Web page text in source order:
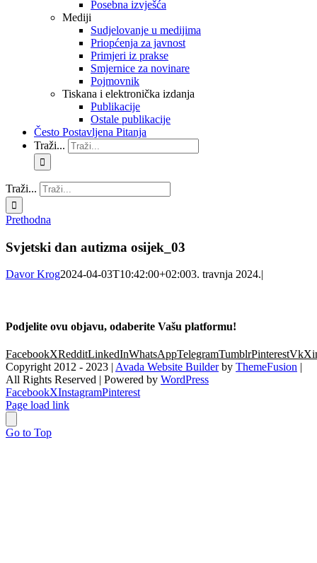
Posebna izvješća
Mediji
Sudjelovanje u medijima
Priopćenja za javnost
Primjeri iz prakse
Smjernice za novinare
Pojmovnik
Tiskana i elektronička izdanja
Publikacije
Ostale publikacije
Često Postavljena Pitanja
Traži...
Traži...
Prethodna
Svjetski dan autizma osijek_03
Davor Krog2024-04-03T10:42:00+02:003. travnja 2024.|
Podjelite ovu objavu, odaberite Vašu platformu!
FacebookXRedditLinkedInWhatsAppTelegramTumblrPinterestVk
Copyright 2012 - 2023 | Avada Website Builderby ThemeFusion |
All Rights Reserved | Powered by WordPress
FacebookXInstagramPinterest
Page load link
Go to Top